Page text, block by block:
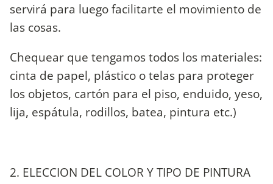
servirá para luego facilitarte el movimiento de
las cosas.
Chequear que tengamos todos los materiales:
cinta de papel, plástico o telas para proteger
los objetos, cartón para el piso, enduido, yeso,
lija, espátula, rodillos, batea, pintura etc.)
2. ELECCION DEL COLOR Y TIPO DE PINTURA